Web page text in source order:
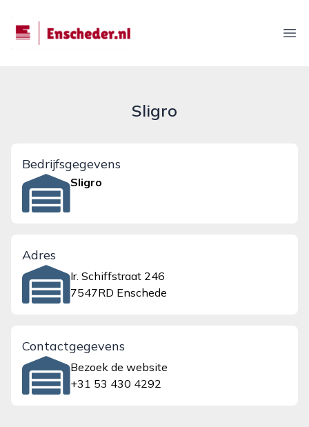
enscheder.nl
Sligro
Bedrijfsgegevens
Sligro
Adres
Ir. Schiffstraat 246
7547RD Enschede
Contactgegevens
Bezoek de website
+31 53 430 4292